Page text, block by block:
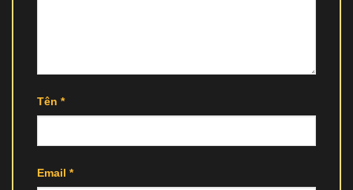
Tên *
Email *